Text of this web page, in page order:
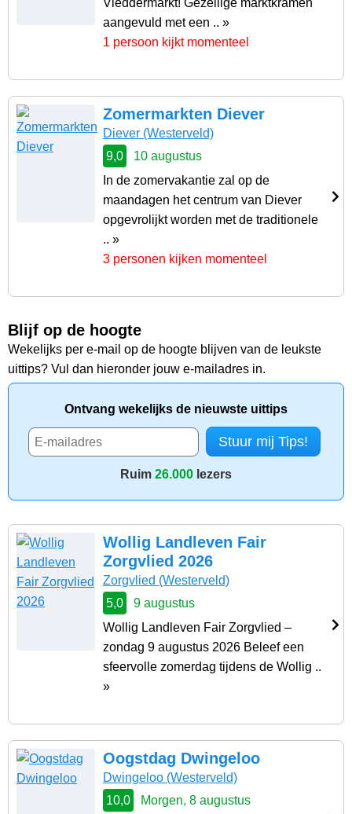
Vleddermarkt! Gezellige marktkramen
aangevuld met een .. »
1 persoon kijkt momenteel
Zomermarkten Diever
Diever (Westerveld)
9,0
10 augustus
In de zomervakantie zal op de
maandagen het centrum van Diever
opgevrolijkt worden met de traditionele
.. »
3 personen kijken momenteel
Blijf op de hoogte
Wekelijks per e-mail op de hoogte blijven van de leukste
uittips? Vul dan hieronder jouw e-mailadres in.
Ontvang wekelijks de nieuwste uittips
Ruim 26.000 lezers
Wollig Landleven Fair
Zorgvlied 2026
Zorgvlied (Westerveld)
5,0
9 augustus
Wollig Landleven Fair Zorgvlied –
zondag 9 augustus 2026 Beleef een
sfeervolle zomerdag tijdens de Wollig ..
»
Oogstdag Dwingeloo
Dwingeloo (Westerveld)
10,0
Morgen, 8 augustus